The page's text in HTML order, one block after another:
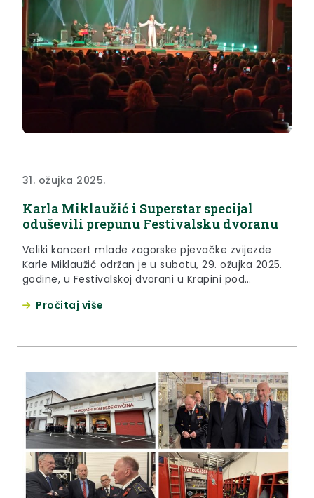
31. ožujka 2025.
Karla Miklaužić i Superstar specijal
oduševili prepunu Festivalsku dvoranu
Veliki koncert mlade zagorske pjevačke zvijezde
Karle Miklaužić održan je u subotu, 29. ožujka 2025.
godine, u Festivalskoj dvorani u Krapini pod
Nakon pobjede u talent showu župan Željko Kolar
Pročitaj više